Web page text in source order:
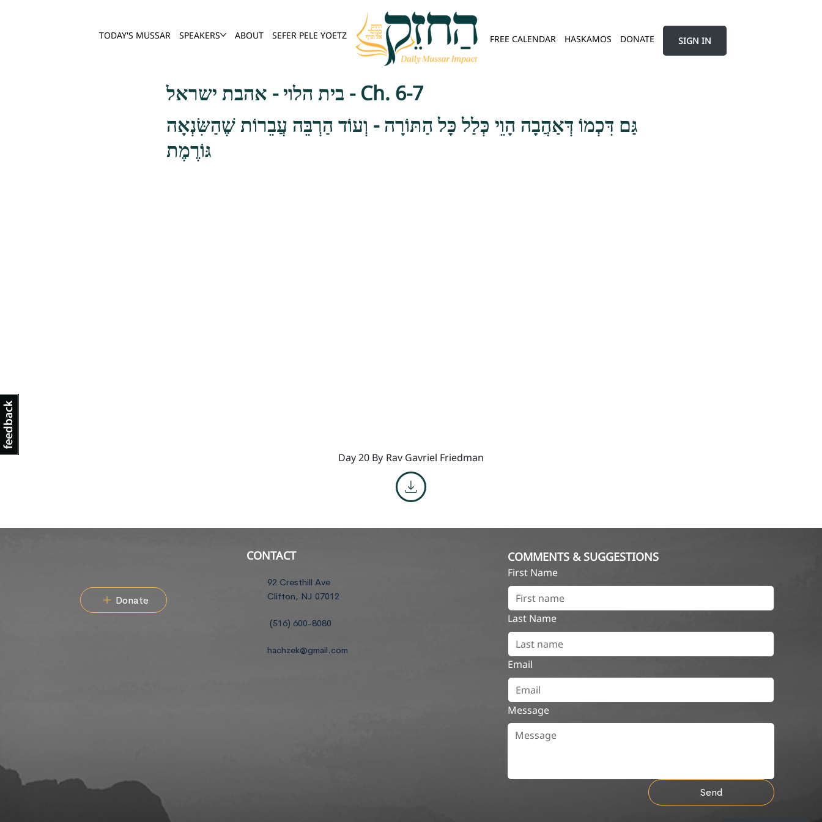
TODAY'S MUSSAR SPEAKERS ABOUT SEFER PELE YOETZ FREE CALENDAR HASKAMOS DONATE SIGN IN
בית הלוי - אהבת ישראל - Ch. 6-7
גַּם דִּכְמוֹ דְּאַהֲבָה הָוֵי כְּלַל כָּל הַתּוֹרָה - וְעוֹד הַרְבֵּה עֲבֵרוֹת שֶׁהַשִּׂנְאָה
גּוֹרֶמֶת
Day 20 By Rav Gavriel Friedman
Donate
CONTACT
92 Cresthill Ave
Clifton, NJ 07012
(516) 600-8080
hachzek@gmail.com
COMMENTS & SUGGESTIONS
First Name
Last Name
Email
Message
Send